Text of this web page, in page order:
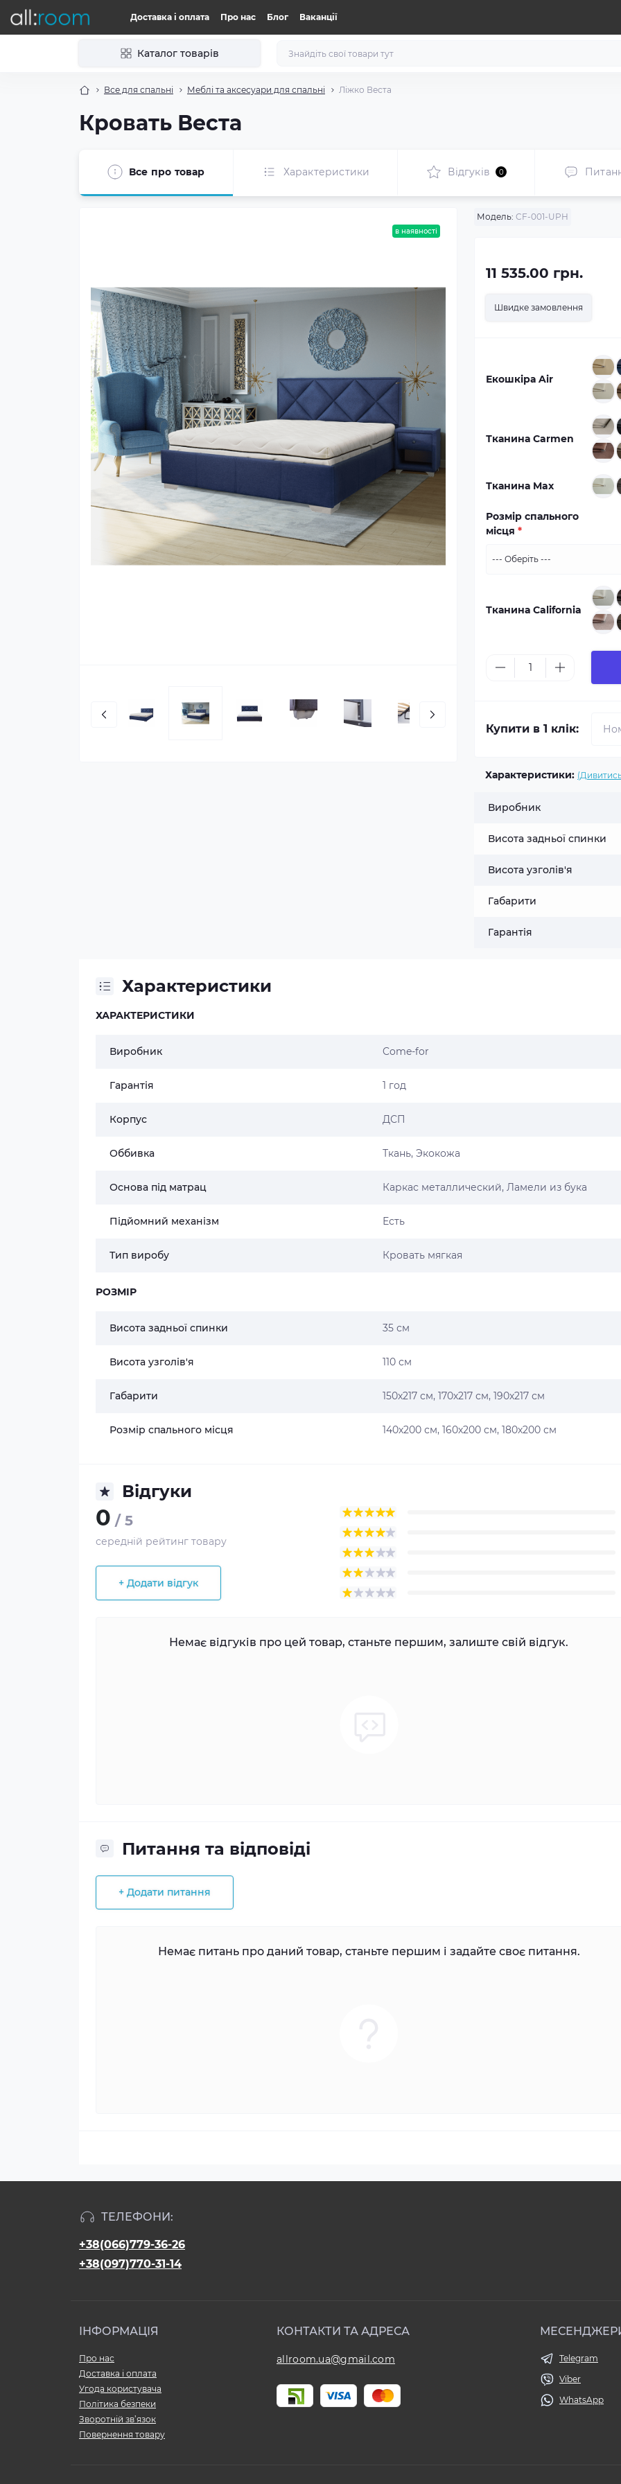
Доставка і оплата Про нас Блог Ваканції
Каталог товарів
Все для спальні Меблі та аксесуари для спальні Ліжко Веста
Кровать Веста
Все про товар Характеристики Відгуків 0
в наявності
Модель: CF-001-UPH
11 535.00 грн.
Швидке замовлення
Екошкіра Air
Тканина Carmen
Тканина Max
Розмір спального
місця *
Тканина California
Купити в 1 клік:
Характеристики:
Виробник
Висота задньої спинки
Висота узголів'я
Габарити
Гарантія
Характеристики
ХАРАКТЕРИСТИКИ
Виробник Come-for
Гарантія 1 год
Корпус ДСП
Оббивка Ткань, Экокожа
Основа під матрац Каркас металлический, Ламели из бука
Підйомний механізм Есть
Тип виробу Кровать мягкая
РОЗМІР
Висота задньої спинки 35 см
Висота узголів'я 110 см
Габарити 150х217 см, 170х217 см, 190х217 см
Розмір спального місця 140х200 см, 160х200 см, 180х200 см
Відгуки
0 / 5
середній рейтинг товару
+ Додати відгук
Немає відгуків про цей товар, станьте першим, залиште свій відгук.
Питання та відповіді
+ Додати питання
Немає питань про даний товар, станьте першим і задайте своє питання.
ТЕЛЕФОНИ:
+38(066)779-36-26
+38(097)770-31-14
ІНФОРМАЦІЯ
Про нас
Доставка і оплата
Угода користувача
Політика безпеки
Зворотній зв’язок
Повернення товару
КОНТАКТИ ТА АДРЕСА
allroom.ua@gmail.com
Telegram
Viber
WhatsApp